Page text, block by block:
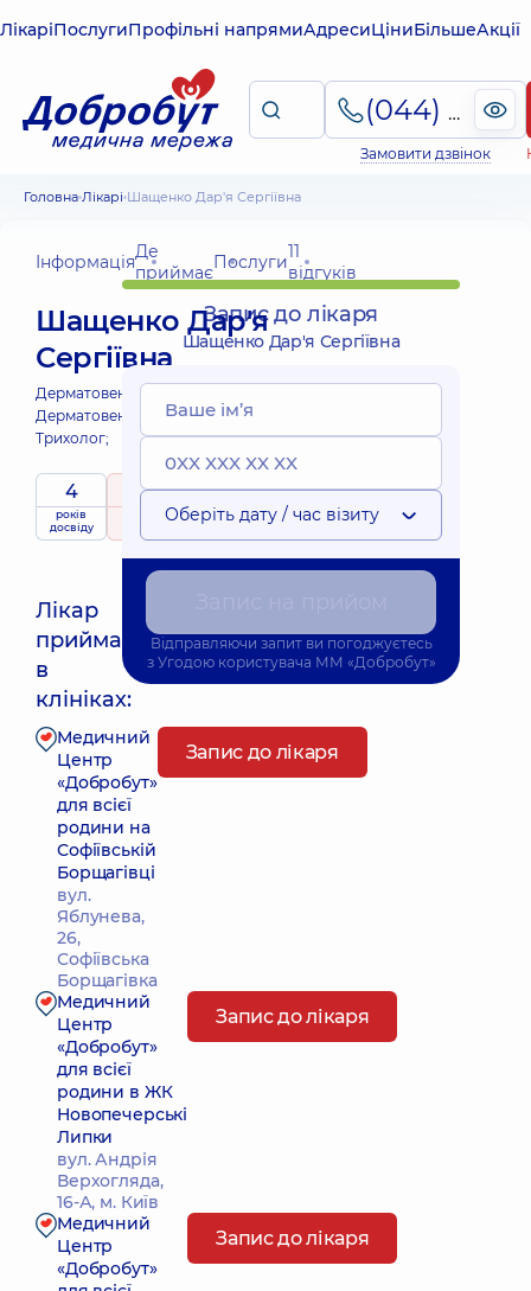
ЛікаріПослугиПрофільні напрямиАдресиЦіниБільшеАкції
(044) 495-2-888
Замовити дзвінок
Головна Лікарі Шащенко Дар'я Сергіївна
ІнформаціяДе
приймаєПослуги11
відгуків
Шащенко Дар'я
Сергіївна
Дерматовенеролог;
Дерматовенеролог дитячий;
Трихолог;
4
років
досвіду
5 / 5
рейтингна підставі
11 відгуків
приймає
Лікар
приймає
в
клініках:
Найближчий час прийому: Сьогодні о 15:45
Медичний
Центр
«Добробут»
для всієї
родини на
Софіївській
Борщагівці
вул.
Яблунева,
26,
Софіївська
Борщагівка
Запис до лікаря
Медичний
Центр
«Добробут»
для всієї
родини в ЖК
Новопечерські
Липки
вул. Андрія
Верхогляда,
16-А, м. Київ
Запис до лікаря
Медичний
Центр
«Добробут»
Запис до лікаря
Запис до лікаря
Шащенко Дар'я Сергіївна
Оберіть дату / час візиту
Відправляючи запит ви погоджуєтесь
з Угодою користувача ММ «Добробут»